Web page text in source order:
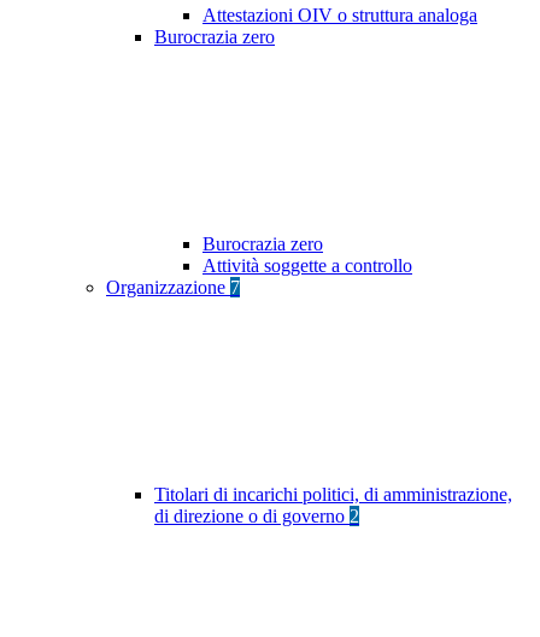
Attestazioni OIV o struttura analoga
Burocrazia zero
Burocrazia zero
Attività soggette a controllo
Organizzazione 7
Titolari di incarichi politici, di amministrazione,
di direzione o di governo 2